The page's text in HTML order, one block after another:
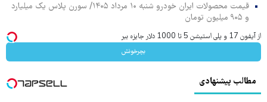
قیمت محصولات ایران خودرو شنبه ۱۰ مرداد ۱۴۰۵/ سورن پلاس یک میلیارد
و ۹۰۵ میلیون تومان
از آیفون 17 و پلی استیشن 5 تا 1000 دلار جایزه ببر
بچرخونش
مطالب پیشنهادی